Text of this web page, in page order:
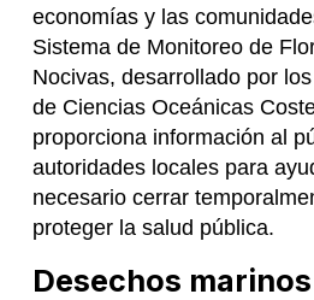
economías y las
Sistema de Monitoreo de
Nocivas, desarrollado por
de Ciencias Oceánicas
proporciona información al
autoridades locales para
necesario cerrar
proteger la salud pública.
Desechos marinos